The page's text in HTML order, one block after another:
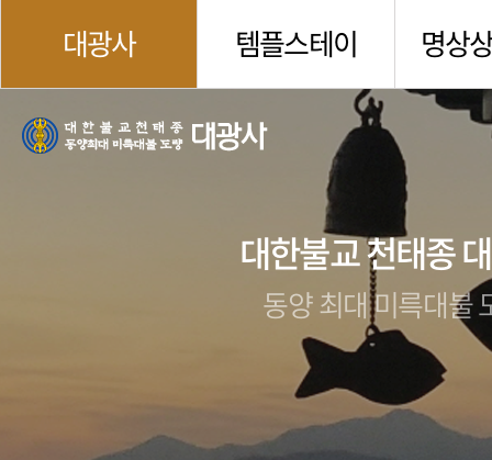
대광사 템플스테이 명상
대한불교 천태종
동양 최대 미륵대불